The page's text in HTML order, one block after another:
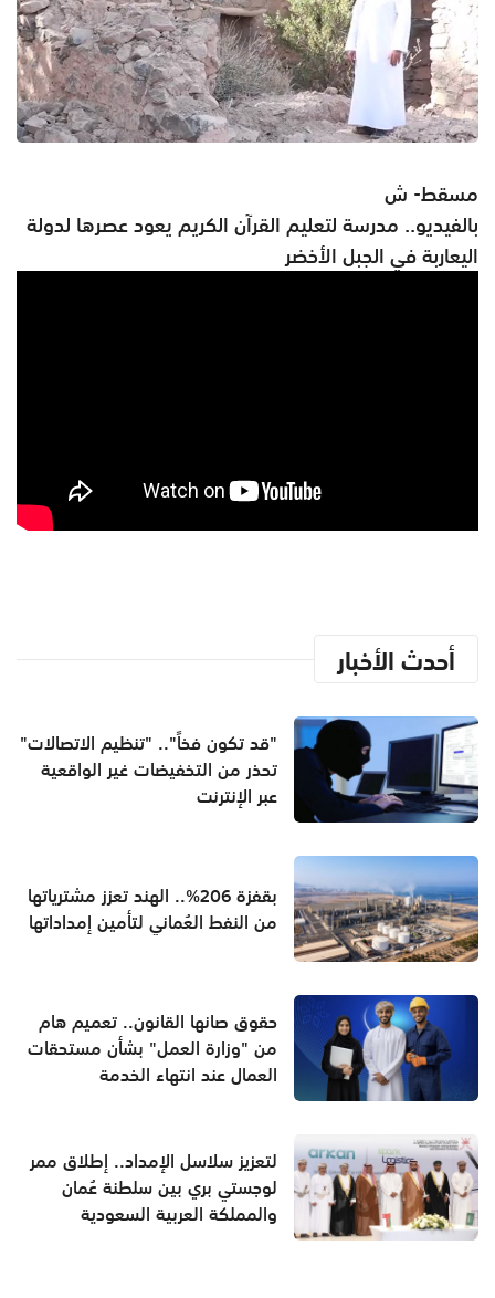
مسقط- ش
بالفيديو.. مدرسة لتعليم القرآن الكريم يعود عصرها لدولة
اليعاربة في الجبل الأخضر
أحدث الأخبار
"قد تكون فخاً".. "تنظيم الاتصالات"
تحذر من التخفيضات غير الواقعية
عبر الإنترنت
بقفزة 206%.. الهند تعزز مشترياتها
من النفط العُماني لتأمين إمداداتها
حقوق صانها القانون.. تعميم هام
من "وزارة العمل" بشأن مستحقات
العمال عند انتهاء الخدمة
لتعزيز سلاسل الإمداد.. إطلاق ممر
لوجستي بري بين سلطنة عُمان
والمملكة العربية السعودية